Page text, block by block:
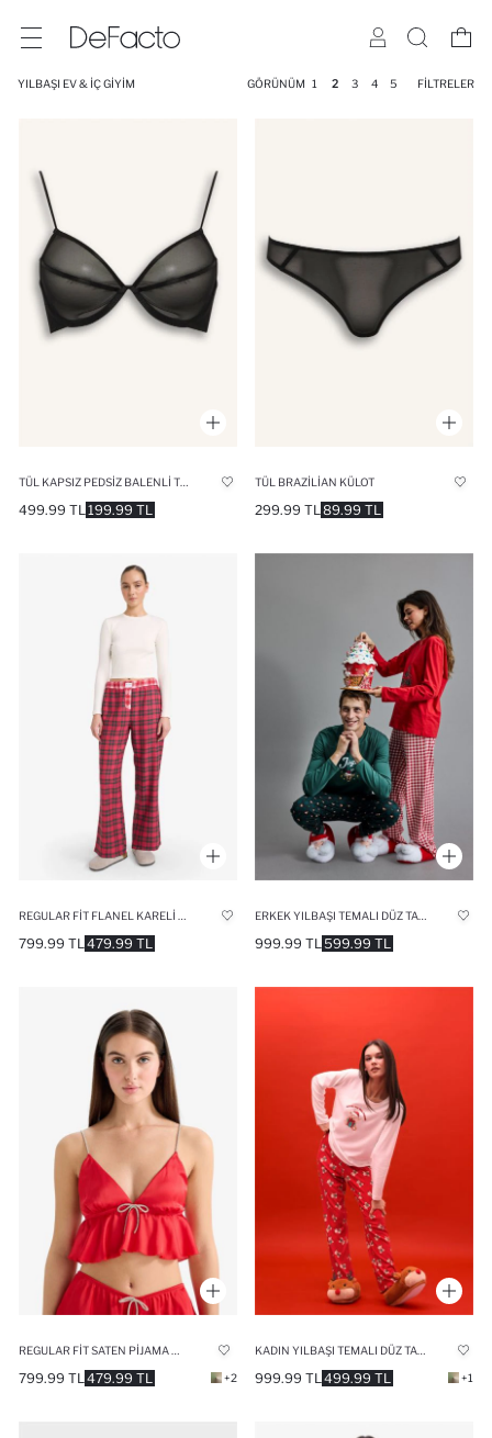
YILBAŞI EV & İÇ GIYIM GÖRÜNÜM 1 2 3 4 5 FILTRELER
199.99 TL
499.99 TL
TÜL BRAZILIAN KÜLOT
89.99 TL
299.99 TL
479.99 TL
799.99 TL 599.99 TL
999.99 TL
479.99 TL
799.99 TL +2 499.99 TL
999.99 TL +1